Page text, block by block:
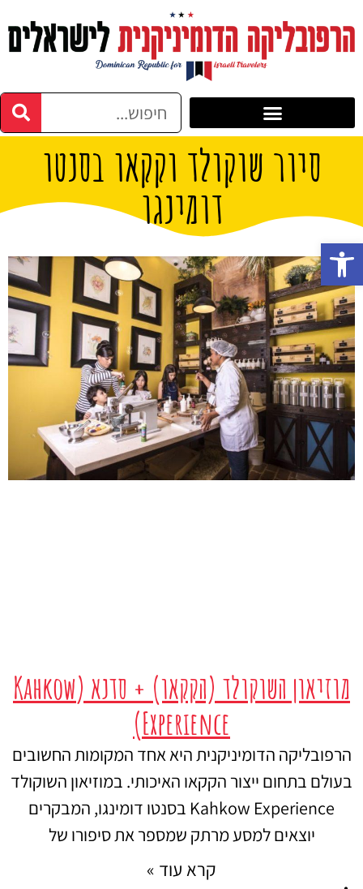
סיור שוקולד וקקאו בסנטו
דומינגו
מוזיאון השוקולד (הקקאו) + סדנא (Kahkow
Experience)
הרפובליקה הדומיניקנית היא אחד המקומות החשובים
בעולם בתחום ייצור הקקאו האיכותי. במוזיאון השוקולד
Kahkow Experience בסנטו דומינגו, המבקרים
יוצאים למסע מרתק שמספר את סיפורו של
קרא עוד »
פתח סרגל נגישות